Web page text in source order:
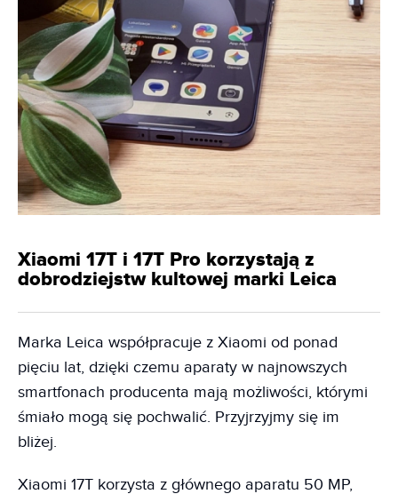
Xiaomi 17T i 17T Pro korzystają z
dobrodziejstw kultowej marki Leica
Marka Leica współpracuje z Xiaomi od ponad
pięciu lat, dzięki czemu aparaty w najnowszych
smartfonach producenta mają możliwości, którymi
śmiało mogą się pochwalić. Przyjrzyjmy się im
bliżej.
Xiaomi 17T korzysta z głównego aparatu 50 MP,